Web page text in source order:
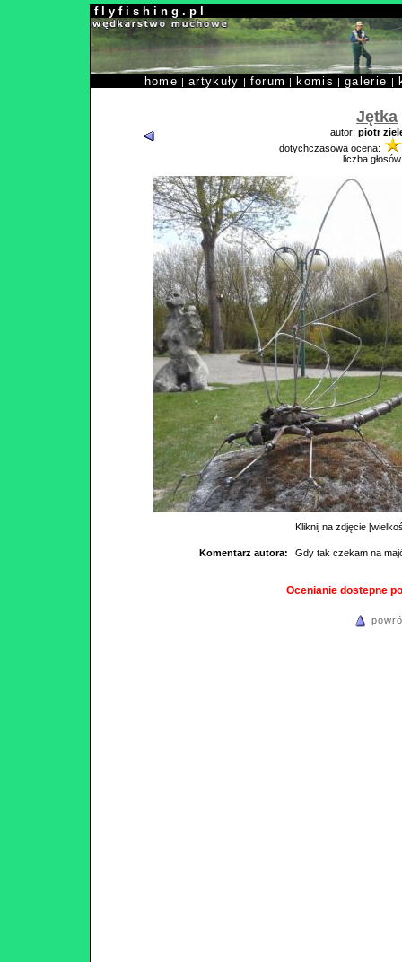
f l y f i s h i n g . p l
home |artykuły | forum | komis |galerie |
Jętka
autor: piotr
dotychczasowa ocena:
liczba
Kliknij na zdjęcie
Komentarz autora: Gdy tak czekam na
Ocenianie dostepne